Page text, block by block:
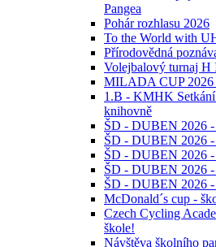
Pangea
Pohár rozhlasu 2026
To the World with
Přírodovědná
Volejbalový turnaj H
MILADA CUP 2026
1.B - KMHK Setkání
knihovně
ŠD - DUBEN 2026 -
ŠD - DUBEN 2026
ŠD - DUBEN 2026
ŠD - DUBEN 2026
ŠD - DUBEN 2026
McDonald´s cup -
Czech Cycling
škole!
Návštěva školního